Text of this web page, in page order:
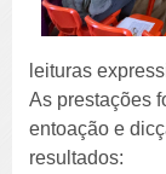
leituras
As prestações
entoação e
resultados: